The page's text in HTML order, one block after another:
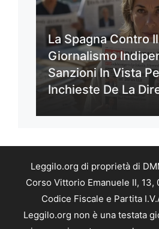
La Spagna Contro Il
Giornalismo
Sanzioni In Vista
Inchieste De La
Leggilo.org di proprietà di
Corso Vittorio Emanuele II, 13,
Codice Fiscale e Partita
Leggilo.org non è una testata